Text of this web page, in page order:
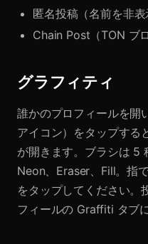
匿名投稿（名前を非
Chain Post（TON ブ
グラフィティ
誰かのプロフィールを開
アイコン）をタップする
が開きます。ブラシは 5
Neon、Eraser、Fill。指
をタップしてください。
フィールの Graffiti タブ